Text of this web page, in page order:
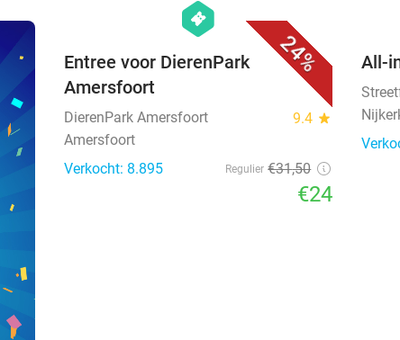
24%
hexagon
events
Entree voor DierenPark
Amersfoort
DierenPark Amersfoort 9.4 star
Amersfoort
Verkocht: 8.895
Regulier €31,50
€24
All-